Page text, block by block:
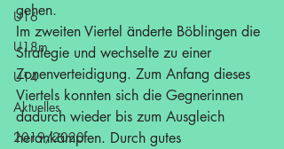
U16
U18m
U14
Aktuelles
2019/2020
gehen.
Im zweiten Viertel änderte Böblingen die
Strategie und wechselte zu einer
Zonenverteidigung. Zum Anfang dieses
Viertels konnten sich die Gegnerinnen
dadurch wieder bis zum Ausgleich
herankämpfen. Durch gutes